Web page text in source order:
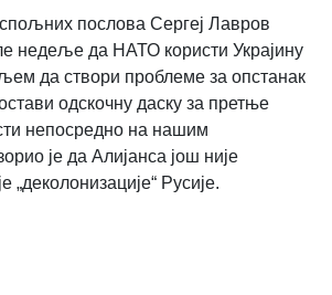
послова Сергеј Лавров
недеље да НАТО користи Украјину
да створи проблеме за опстанак
одскочну даску за претње
непосредно на нашим
је да Алијанса још није
„деколонизације“ Русије.